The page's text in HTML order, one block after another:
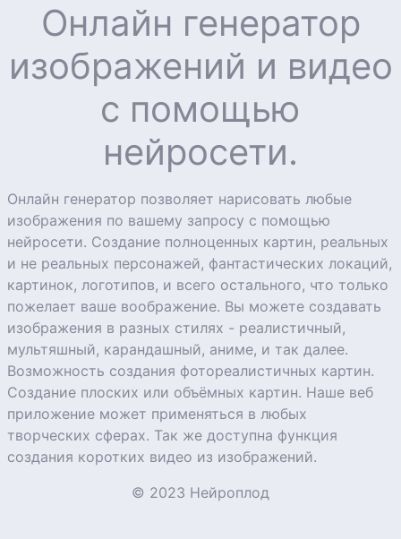
Онлайн генератор
изображений и видео
с помощью
нейросети.
Онлайн генератор позволяет нарисовать любые
изображения по вашему запросу с помощью
нейросети. Создание полноценных картин, реальных
и не реальных персонажей, фантастических локаций,
картинок, логотипов, и всего остального, что только
пожелает ваше воображение. Вы можете создавать
изображения в разных стилях - реалистичный,
мультяшный, карандашный, аниме, и так далее.
Возможность создания фотореалистичных картин.
Создание плоских или объёмных картин. Наше веб
приложение может применяться в любых
творческих сферах. Так же доступна функция
создания коротких видео из изображений.
© 2023 Нейроплод